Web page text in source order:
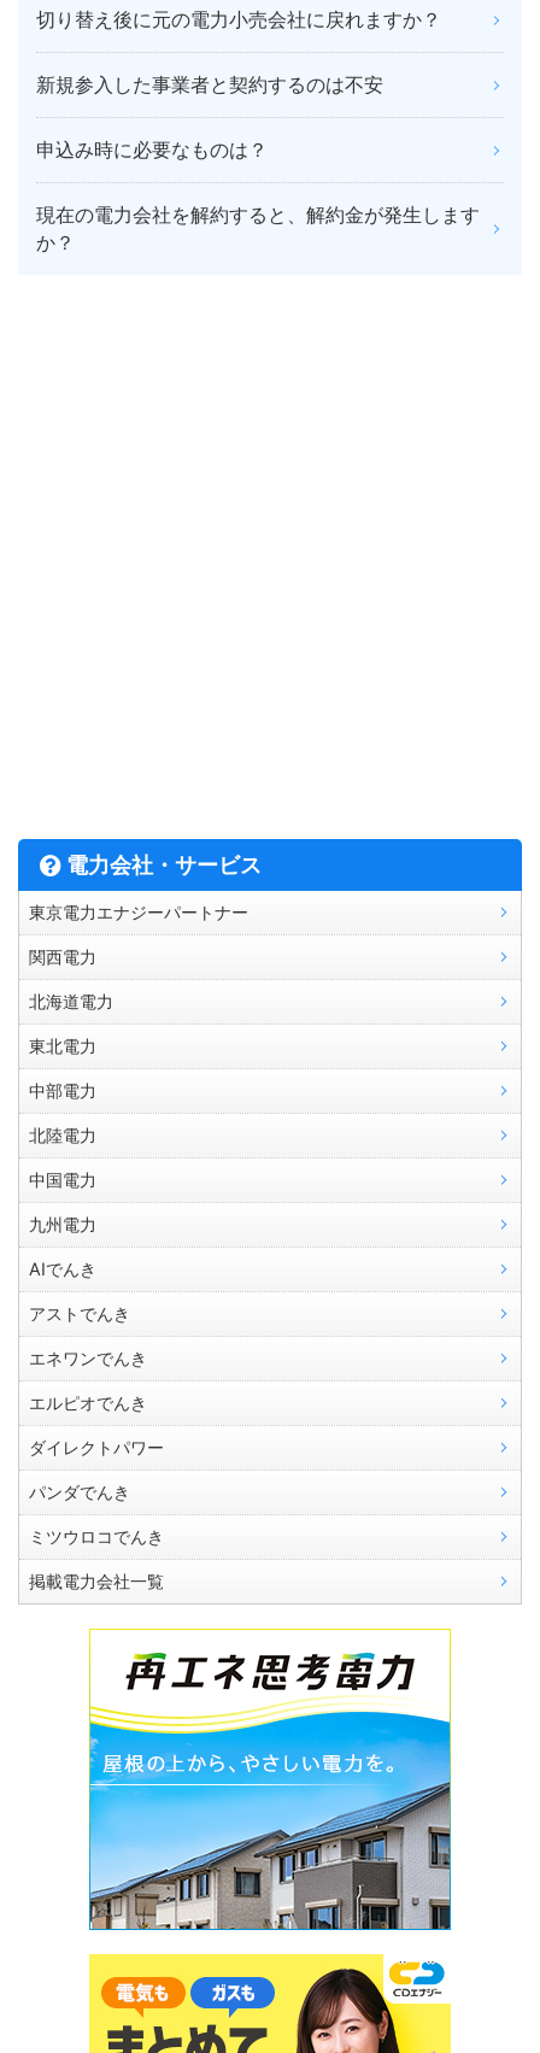
切り替え後に元の電力小売会社に戻れますか？
新規参入した事業者と契約するのは不安
申込み時に必要なものは？
現在の電力会社を解約すると、解約金が発生します
か？
電力会社・サービス
東京電力エナジーパートナー
関西電力
北海道電力
東北電力
中部電力
北陸電力
中国電力
九州電力
AIでんき
アストでんき
エネワンでんき
エルピオでんき
ダイレクトパワー
パンダでんき
ミツウロコでんき
掲載電力会社一覧